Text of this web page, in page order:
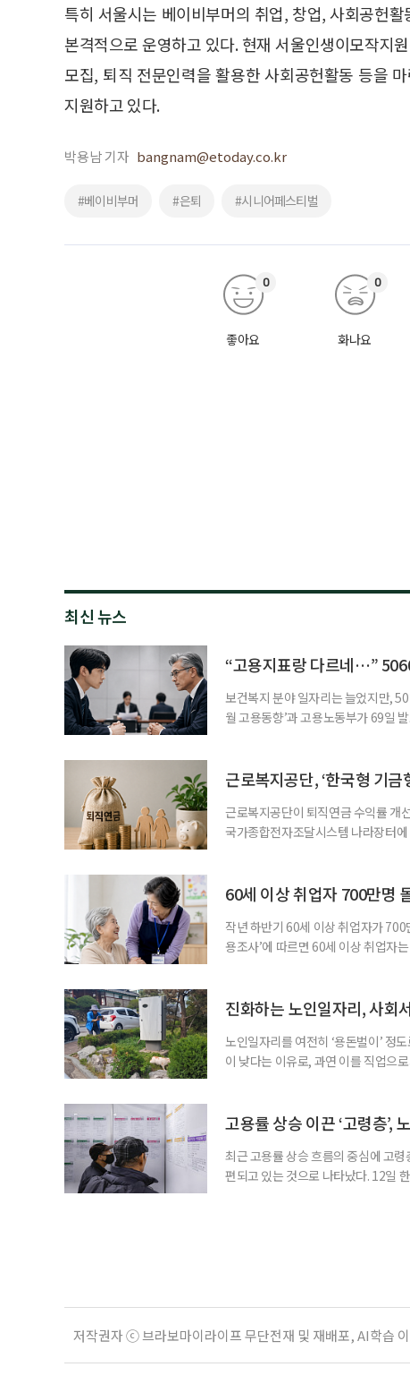
특히 서울시는 베이비부머의 취업, 창업, 사회공헌
본격적으로 운영하고 있다. 현재 서울인생이모작지
모집, 퇴직 전문인력을 활용한 사회공헌활동 등을
지원하고 있다.
박용남 기자 bangnam@etoday.co.kr
#베이비부머 #은퇴 #시니어페스티벌
좋아요
0
화나요
0
최신 뉴스
“고용지표랑 다르네…”
보건복지 분야 일자리는 늘었지만,
월 고용동향’과 고용노동부가 69일
론 온도차 표면적으로는 5월 고용시
근로복지공단, ‘한국형 기
근로복지공단이 퇴직연금 수익률 개
국가종합전자조달시스템 나라장터
득 보장 강화를 위해 기금형 퇴직연금
60세 이상 취업자 700만명
작년 하반기 60세 이상 취업자가
용조사’에 따르면 60세 이상 취업자
증가하고, 음식점 및 주점업은 4만
진화하는 노인일자리, 사회
노인일자리를 여전히 ‘용돈벌이’ 정
이 낮다는 이유로, 과연 이를 직업으
만점에 4.10점이었고, 참여 후 삶의
고용률 상승 이끈 ‘고령층’,
최근 고용률 상승 흐름의 중심에 고
편되고 있는 것으로 나타났다. 12일
저작권자 ⓒ 브라보마이라이프 무단전재 및 재배포, AI학습